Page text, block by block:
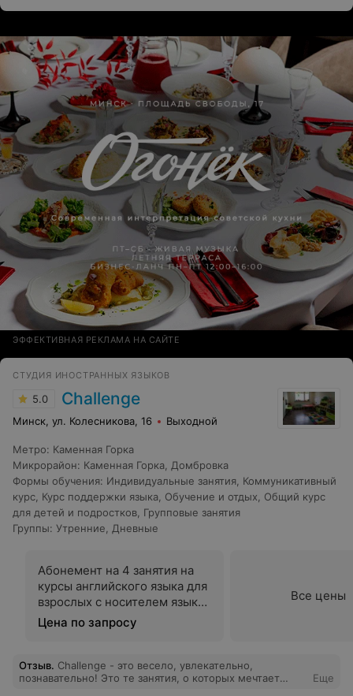
ЭФФЕКТИВНАЯ РЕКЛАМА НА САЙТЕ
СТУДИЯ ИНОСТРАННЫХ ЯЗЫКОВ
5.0 Challenge
Минск, ул. Колесникова, 16 Выходной
Метро: Каменная Горка
Микрорайон: Каменная Горка, Домбровка
Формы обучения: Индивидуальные занятия, Коммуникативный
курс, Курс поддержки языка, Обучение и отдых, Общий курс
для детей и подростков, Групповые занятия
Группы: Утренние, Дневные
Абонемент на 4 занятия на
курсы английского языка для
взрослых с носителем языка
(Уровень А1 - А2)
Цена по запросу
Все цены
Отзыв. Challenge - это весело, увлекательно,
познавательно! Это те занятия, о которых мечтает
Еще